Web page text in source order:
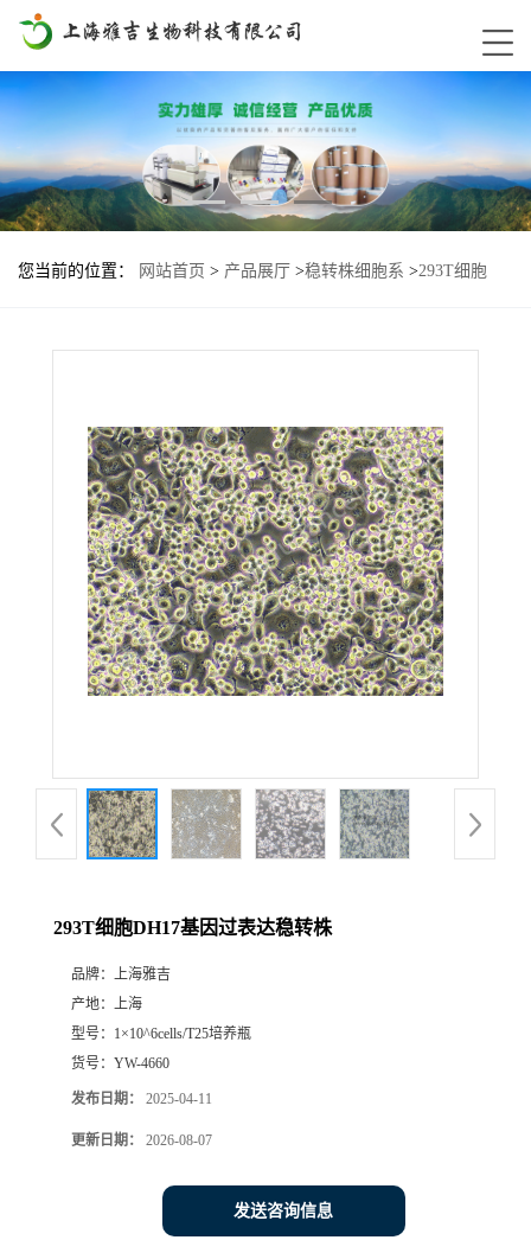
您当前的位置： 网站首页 > 产品展厅 >稳转株细胞系 >293T细胞
293T细胞DH17基因过表达稳转株
品牌： 上海雅吉
产地： 上海
型号： 1×10^6cells/T25培养瓶
货号： YW-4660
发布日期： 2025-04-11
更新日期： 2026-08-07
发送咨询信息